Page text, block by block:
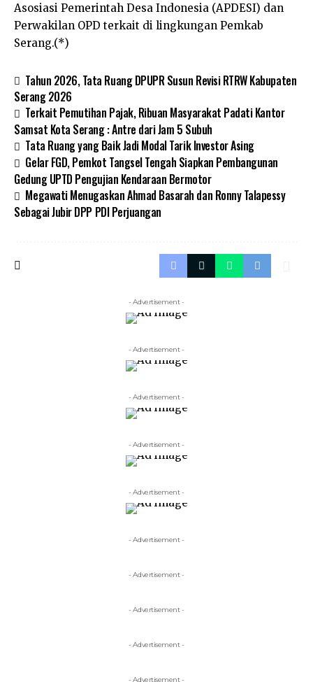
Asosiasi Pemerintah Desa Indonesia (APDESI) dan
Perwakilan OPD terkait di lingkungan Pemkab
Serang.(*)
Tahun 2026, Tata Ruang DPUPR Susun Revisi RTRW Kabupaten
Serang 2026
Terkait Pemutihan Pajak, Ribuan Masyarakat Padati Kantor
Samsat Kota Serang : Antre dari Jam 5 Subuh
Tata Ruang yang Baik Jadi Modal Tarik Investor Asing
Gelar FGD, Pemkot Tangsel Tengah Siapkan Pembangunan
Gedung UPTD Pengujian Kendaraan Bermotor
Megawati Menugaskan Ahmad Basarah dan Ronny Talapessy
Sebagai Jubir DPP PDI Perjuangan
- Advertisement -
- Advertisement -
- Advertisement -
- Advertisement -
- Advertisement -
- Advertisement -
- Advertisement -
- Advertisement -
- Advertisement -
- Advertisement -